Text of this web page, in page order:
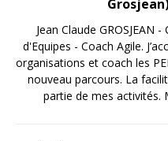
Jean Claude GROSJEAN
d'Equipes - Coach Agile.
organisations et coach les
nouveau parcours. La
partie de mes activités.